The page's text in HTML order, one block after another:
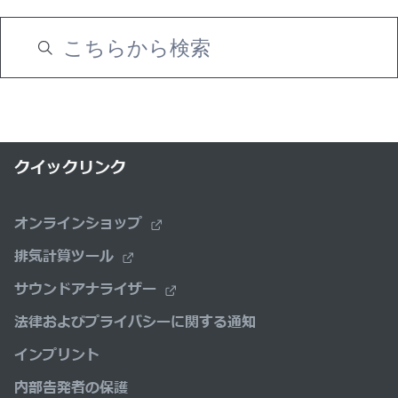
クイックリンク
オンラインショップ
排気計算ツール
サウンドアナライザー
法律およびプライバシーに関する通知
インプリント
内部告発者の保護